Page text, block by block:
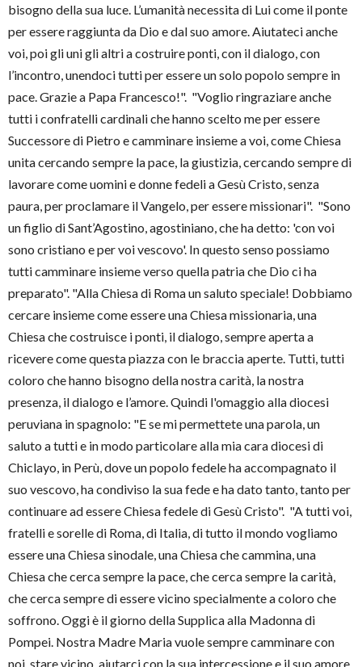
bisogno della sua luce. L’umanità necessita di Lui come il ponte
per essere raggiunta da Dio e dal suo amore. Aiutateci anche
voi, poi gli uni gli altri a costruire ponti, con il dialogo, con
l’incontro, unendoci tutti per essere un solo popolo sempre in
pace. Grazie a Papa Francesco!". "Voglio ringraziare anche
tutti i confratelli cardinali che hanno scelto me per essere
Successore di Pietro e camminare insieme a voi, come Chiesa
unita cercando sempre la pace, la giustizia, cercando sempre di
lavorare come uomini e donne fedeli a Gesù Cristo, senza
paura, per proclamare il Vangelo, per essere missionari". "Sono
un figlio di Sant’Agostino, agostiniano, che ha detto: 'con voi
sono cristiano e per voi vescovo'. In questo senso possiamo
tutti camminare insieme verso quella patria che Dio ci ha
preparato". "Alla Chiesa di Roma un saluto speciale! Dobbiamo
cercare insieme come essere una Chiesa missionaria, una
Chiesa che costruisce i ponti, il dialogo, sempre aperta a
ricevere come questa piazza con le braccia aperte. Tutti, tutti
coloro che hanno bisogno della nostra carità, la nostra
presenza, il dialogo e l’amore. Quindi l'omaggio alla diocesi
peruviana in spagnolo: "E se mi permettete una parola, un
saluto a tutti e in modo particolare alla mia cara diocesi di
Chiclayo, in Perù, dove un popolo fedele ha accompagnato il
suo vescovo, ha condiviso la sua fede e ha dato tanto, tanto per
continuare ad essere Chiesa fedele di Gesù Cristo". "A tutti voi,
fratelli e sorelle di Roma, di Italia, di tutto il mondo vogliamo
essere una Chiesa sinodale, una Chiesa che cammina, una
Chiesa che cerca sempre la pace, che cerca sempre la carità,
che cerca sempre di essere vicino specialmente a coloro che
soffrono. Oggi è il giorno della Supplica alla Madonna di
Pompei. Nostra Madre Maria vuole sempre camminare con
noi, stare vicino, aiutarci con la sua intercessione e il suo amore.